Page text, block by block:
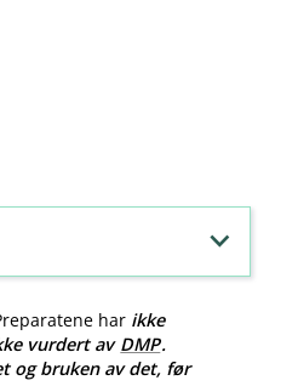
har ikke
vurdert av DMP.
og bruken av det, før